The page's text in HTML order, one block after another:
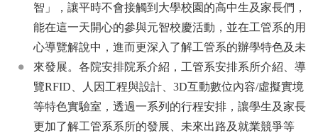
智」，讓平時不會接觸到大學校園的高中生及家長們，
能在這一天開心的參與元智校慶活動，並在工管系的用
心導覽解說中，進而更深入了解工管系的辦學特色及未
來發展。各院安排院系介紹，工管系安排系所介紹、導
覽RFID、人因工程與設計、3D互動數位內容/虛擬實境
等特色實驗室，透過一系列的行程安排，讓學生及家長
更加了解工管系系所的發展、未來出路及就業競爭等